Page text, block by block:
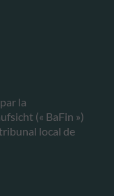
la
(« BaFin »)
local de